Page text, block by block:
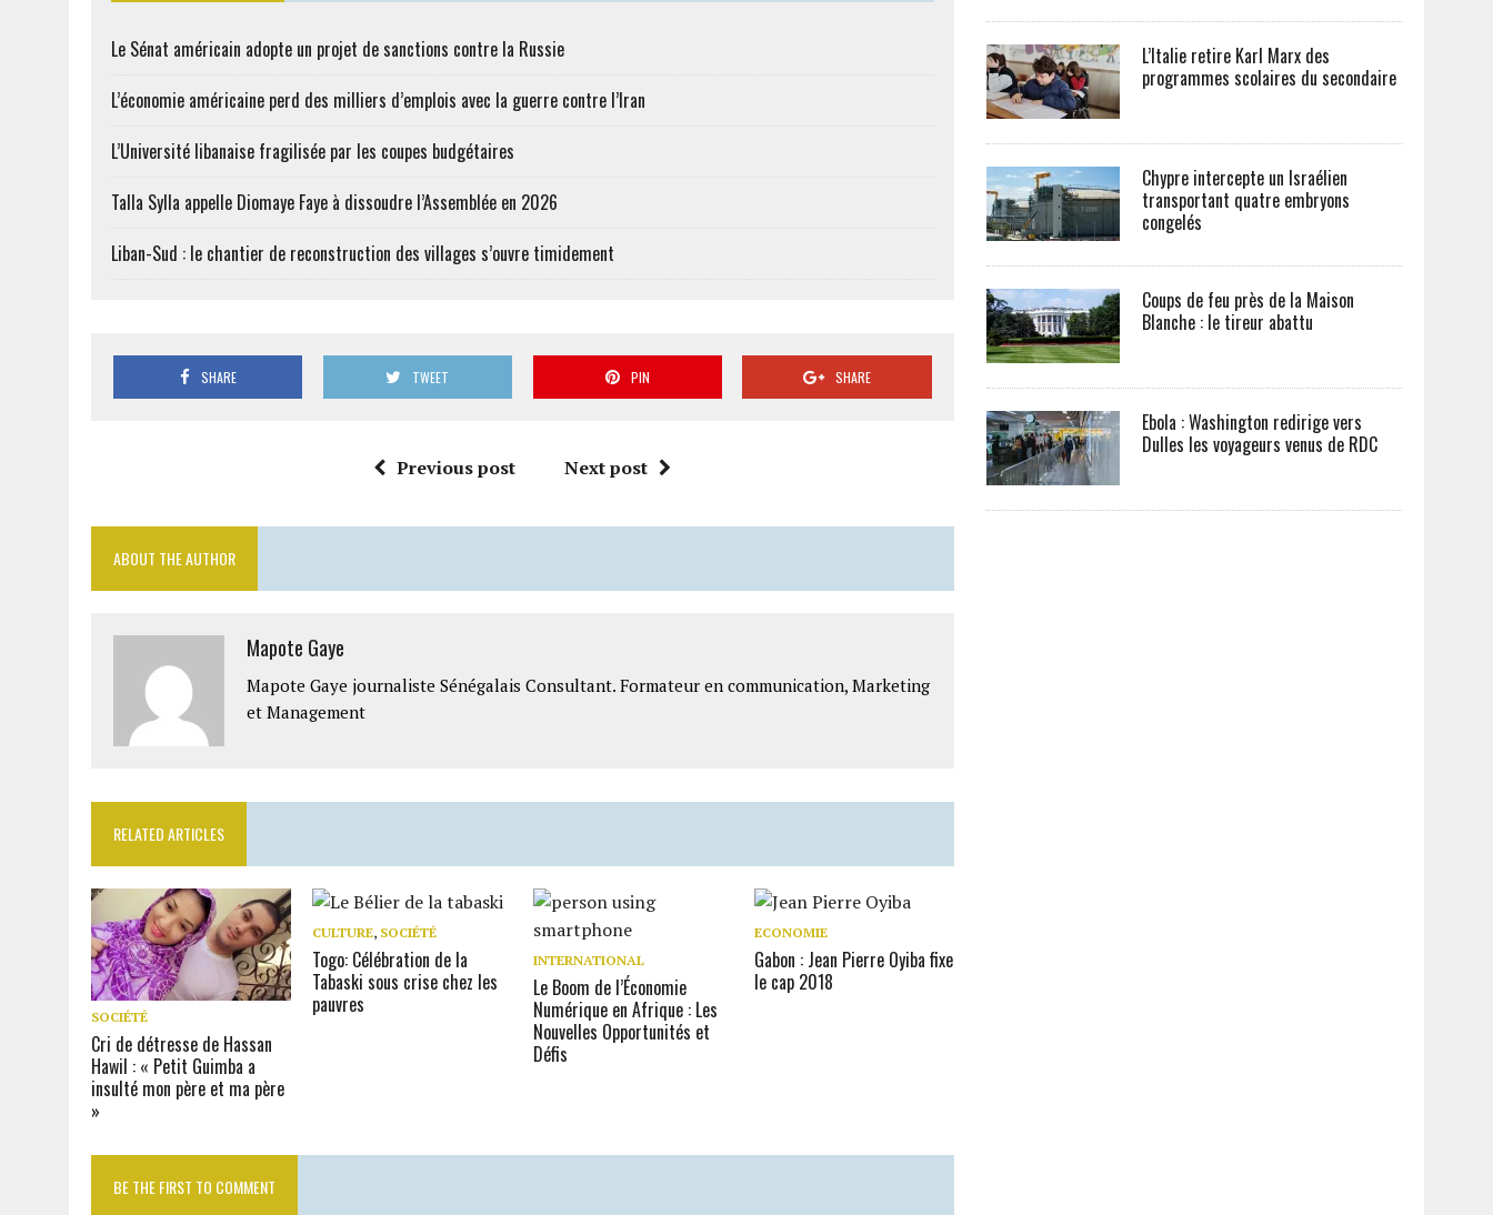
Le Sénat américain adopte un projet de sanctions contre la Russie
L’économie américaine perd des milliers d’emplois avec la guerre contre l’Iran
L’Université libanaise fragilisée par les coupes budgétaires
Talla Sylla appelle Diomaye Faye à dissoudre l’Assemblée en 2026
Liban-Sud : le chantier de reconstruction des villages s’ouvre timidement
SHARE TWEET PIN SHARE
Previous post Next post
ABOUT THE AUTHOR
Mapote Gaye
Mapote Gaye journaliste Sénégalais Consultant. Formateur en communication, Marketing
et Management
RELATED ARTICLES
SOCIÉTÉ
Cri de détresse de Hassan
Hawil : « Petit Guimba a
insulté mon père et ma père
»
CULTURE, SOCIÉTÉ
Togo: Célébration de la
Tabaski sous crise chez les
pauvres
INTERNATIONAL
Le Boom de l’Économie
Numérique en Afrique : Les
Nouvelles Opportunités et
Défis
ECONOMIE
Gabon : Jean Pierre Oyiba fixe
le cap 2018
BE THE FIRST TO COMMENT
L’Italie retire Karl Marx des
programmes scolaires du secondaire
Chypre intercepte un Israélien
transportant quatre embryons
congelés
Coups de feu près de la Maison
Blanche : le tireur abattu
Ebola : Washington redirige vers
Dulles les voyageurs venus de RDC